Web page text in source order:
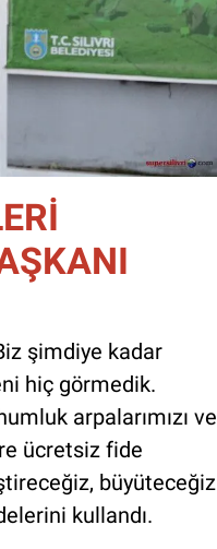
şimdiye kadar
hiç görmedik.
arpalarımızı ve
ücretsiz fide
büyüteceğiz
kullandı.